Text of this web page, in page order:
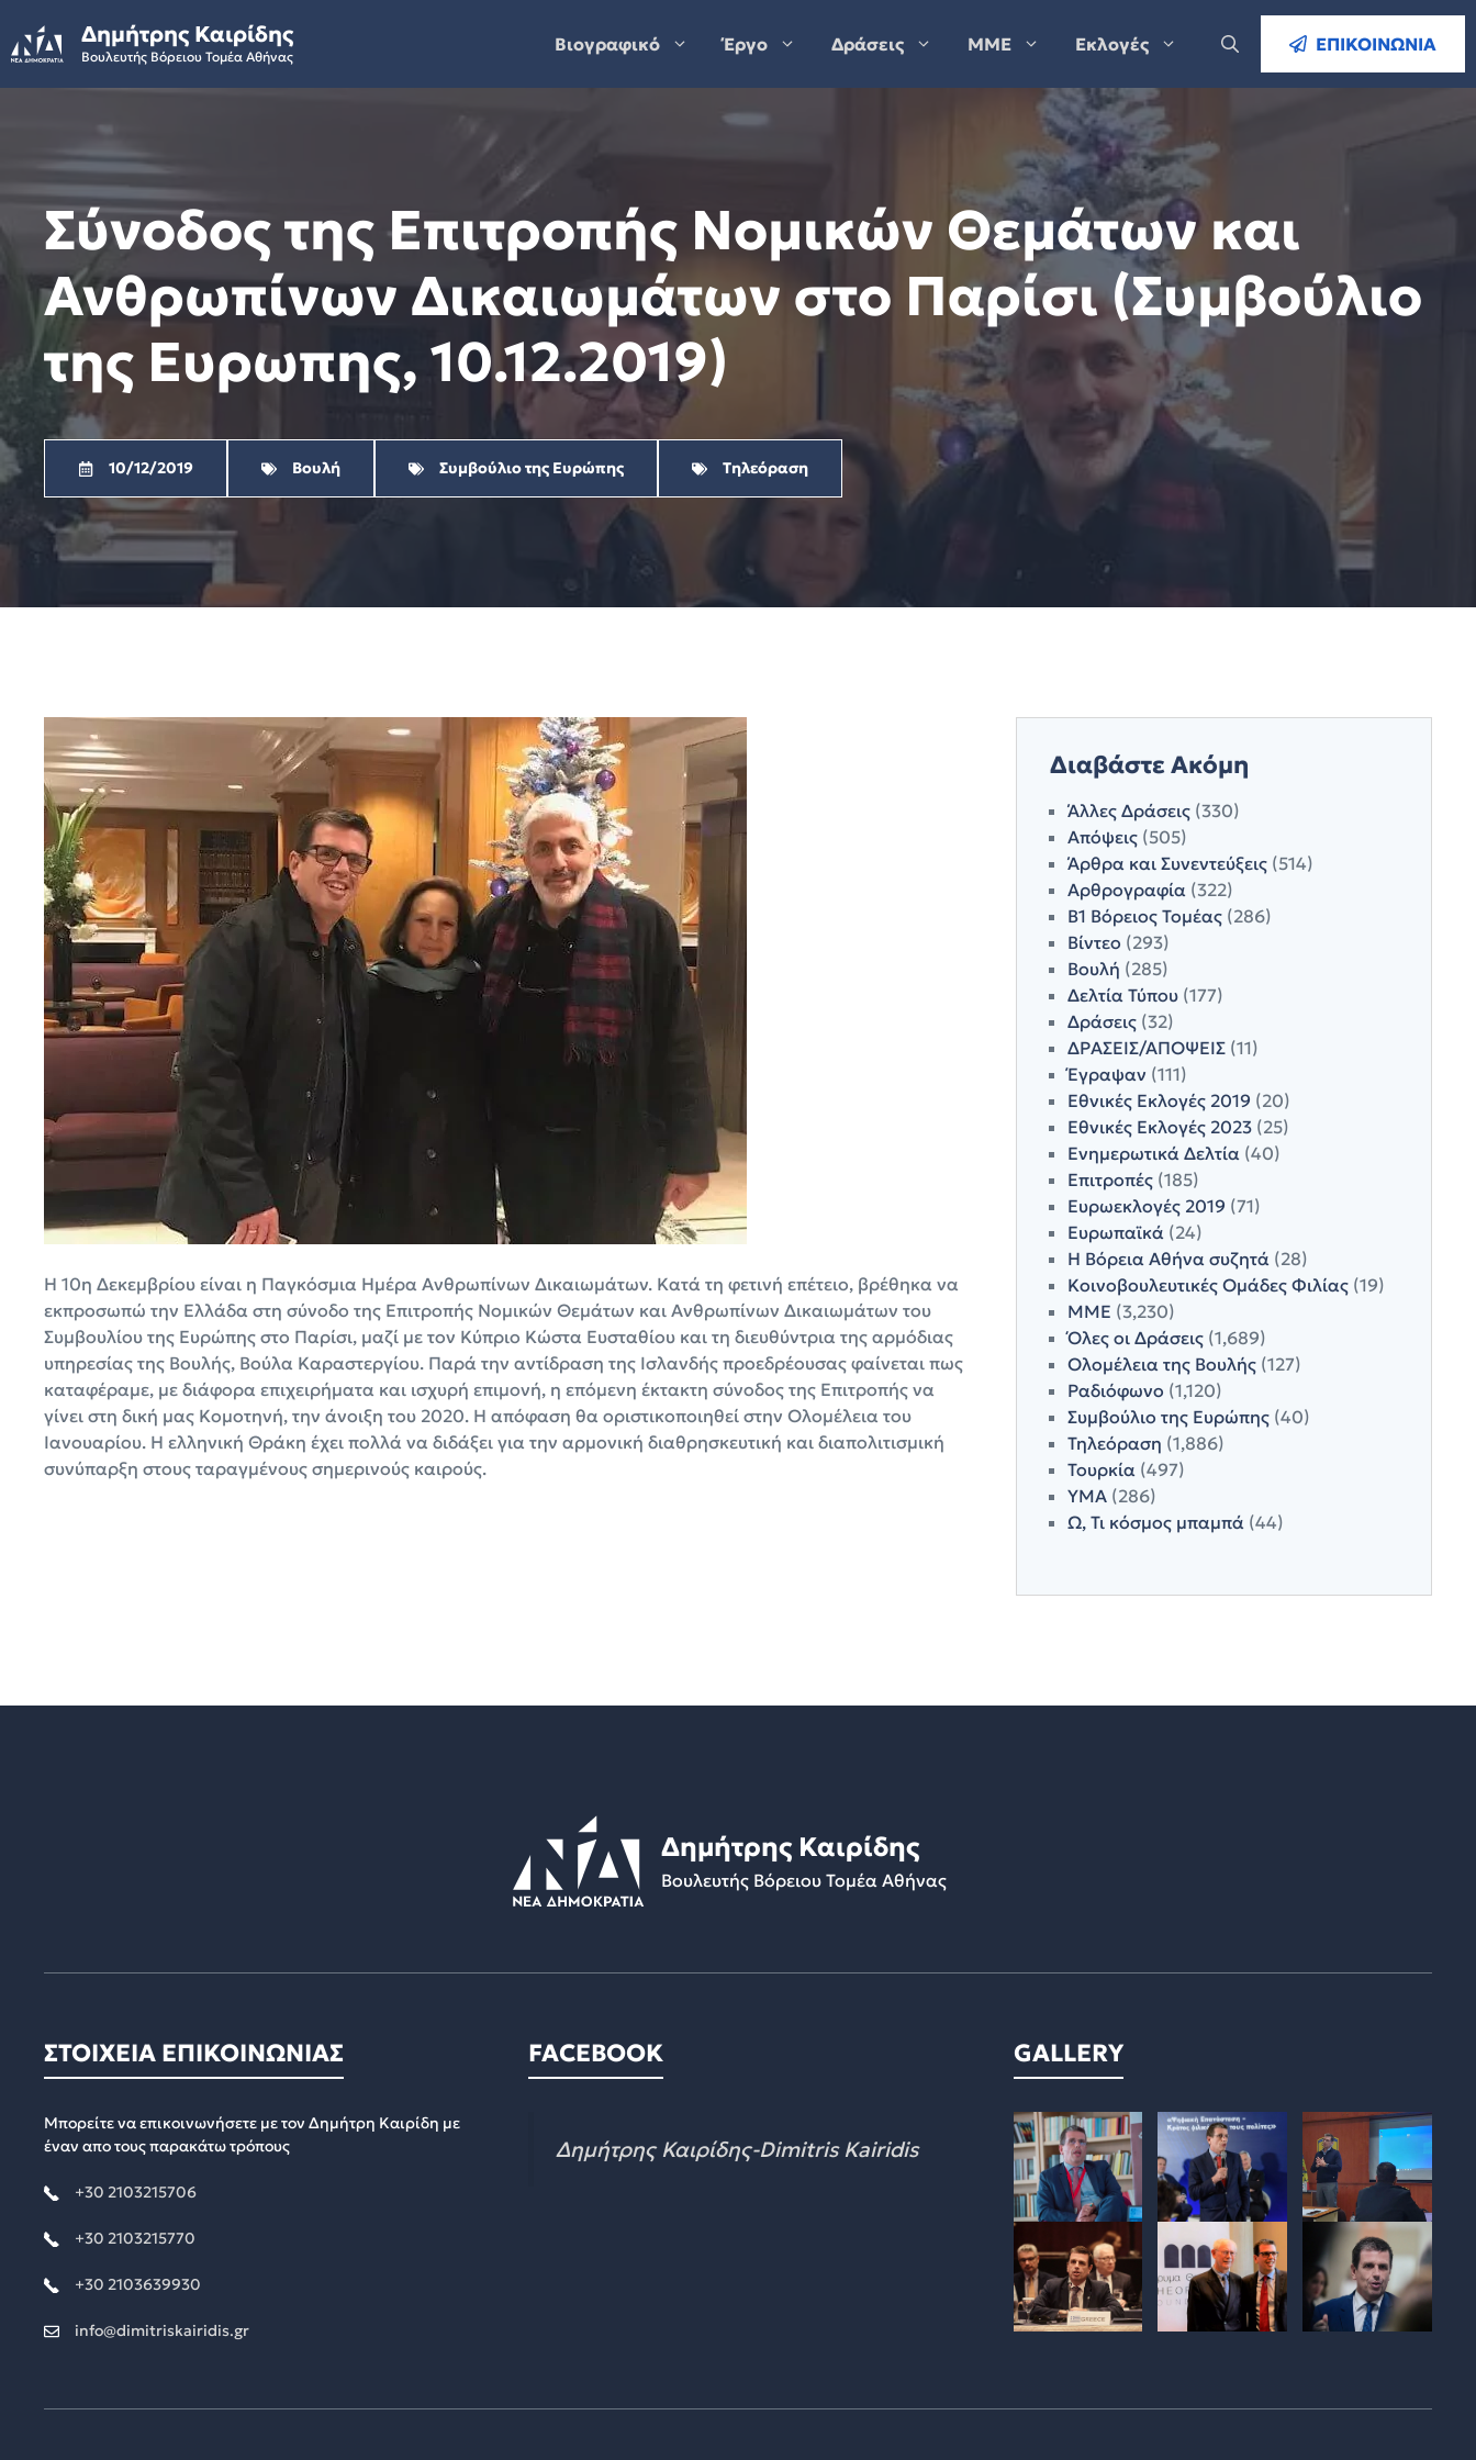
to
content
Δημήτρης Καιρίδης
Βουλευτής Βόρειου Τομέα Αθήνας
Βιογραφικό Έργο Δράσεις ΜΜΕ Εκλογές ΕΠΙΚΟΙΝΩΝΙΑ
Σύνοδος της Επιτροπής Νομικών Θεμάτων και
Ανθρωπίνων Δικαιωμάτων στο Παρίσι (Συμβούλιο
της Ευρωπης, 10.12.2019)
10/12/2019 Βουλή Συμβούλιο της Ευρώπης Τηλεόραση
Η 10η Δεκεμβρίου είναι η Παγκόσμια Ημέρα Ανθρωπίνων Δικαιωμάτων. Κατά τη φετινή επέτειο, βρέθηκα να
εκπροσωπώ την Ελλάδα στη σύνοδο της Επιτροπής Νομικών Θεμάτων και Ανθρωπίνων Δικαιωμάτων του
Συμβουλίου της Ευρώπης στο Παρίσι, μαζί με τον Κύπριο Κώστα Ευσταθίου και τη διευθύντρια της αρμόδιας
υπηρεσίας της Βουλής, Βούλα Καραστεργίου. Παρά την αντίδραση της Ισλανδής προεδρέουσας φαίνεται πως
καταφέραμε, με διάφορα επιχειρήματα και ισχυρή επιμονή, η επόμενη έκτακτη σύνοδος της Επιτροπής να
γίνει στη δική μας Κομοτηνή, την άνοιξη του 2020. Η απόφαση θα οριστικοποιηθεί στην Ολομέλεια του
Ιανουαρίου. Η ελληνική Θράκη έχει πολλά να διδάξει για την αρμονική διαθρησκευτική και διαπολιτισμική
συνύπαρξη στους ταραγμένους σημερινούς καιρούς.
Διαβάστε Ακόμη
Άλλες Δράσεις(330)
Απόψεις(505)
Άρθρα και Συνεντεύξεις(514)
Αρθρογραφία(322)
Β1 Βόρειος Τομέας(286)
Βίντεο (293)
Βουλή (285)
Δελτία Τύπου(177)
Δράσεις(32)
ΔΡΑΣΕΙΣ/ΑΠΟΨΕΙΣ(11)
Έγραψαν (111)
Εθνικές Εκλογές 2019 (20)
Εθνικές Εκλογές 2023(25)
Ενημερωτικά Δελτία(40)
Επιτροπές(185)
Ευρωεκλογές 2019 (71)
Ευρωπαϊκά(24)
Η Βόρεια Αθήνα συζητά(28)
Κοινοβουλευτικές Ομάδες Φιλίας(19)
ΜΜΕ (3,230)
Όλες οι Δράσεις(1,689)
Ολομέλεια της Βουλής(127)
Ραδιόφωνο (1,120)
Συμβούλιο της Ευρώπης(40)
Τηλεόραση (1,886)
Τουρκία(497)
ΥΜΑ(286)
Ω, Τι κόσμος μπαμπά(44)
Δημήτρης Καιρίδης
Βουλευτής Βόρειου Τομέα Αθήνας
ΣΤΟΙΧΕΙΑ ΕΠΙΚΟΙΝΩΝΙΑΣ
Μπορείτε να επικοινωνήσετε με τον Δημήτρη Καιρίδη με
έναν απο τους παρακάτω τρόπους
+30 2103215706
+30 2103215770
+30 2103639930
info@dimitriskairidis.gr
FACEBOOK
Δημήτρης Καιρίδης-Dimitris Kairidis
GALLERY